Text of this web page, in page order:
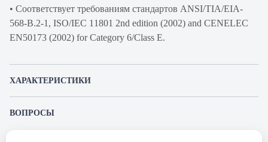
• Соответствует требованиям стандартов ANSI/TIA/EIA-
568-B.2-1, ISO/IEC 11801 2nd edition (2002) and CENELEC
EN50173 (2002) for Category 6/Class E.
ХАРАКТЕРИСТИКИ
ВОПРОСЫ